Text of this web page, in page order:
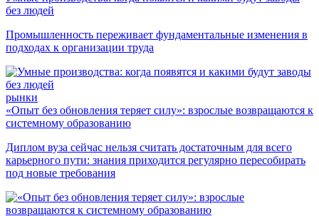
без людей
Промышленность переживает фундаментальные изменения в
подходах к организации труда
рынки
«Опыт без обновления теряет силу»: взрослые возвращаются к
системному образованию
Диплом вуза сейчас нельзя считать достаточным для всего
карьерного пути: знания приходится регулярно пересобирать
под новые требования